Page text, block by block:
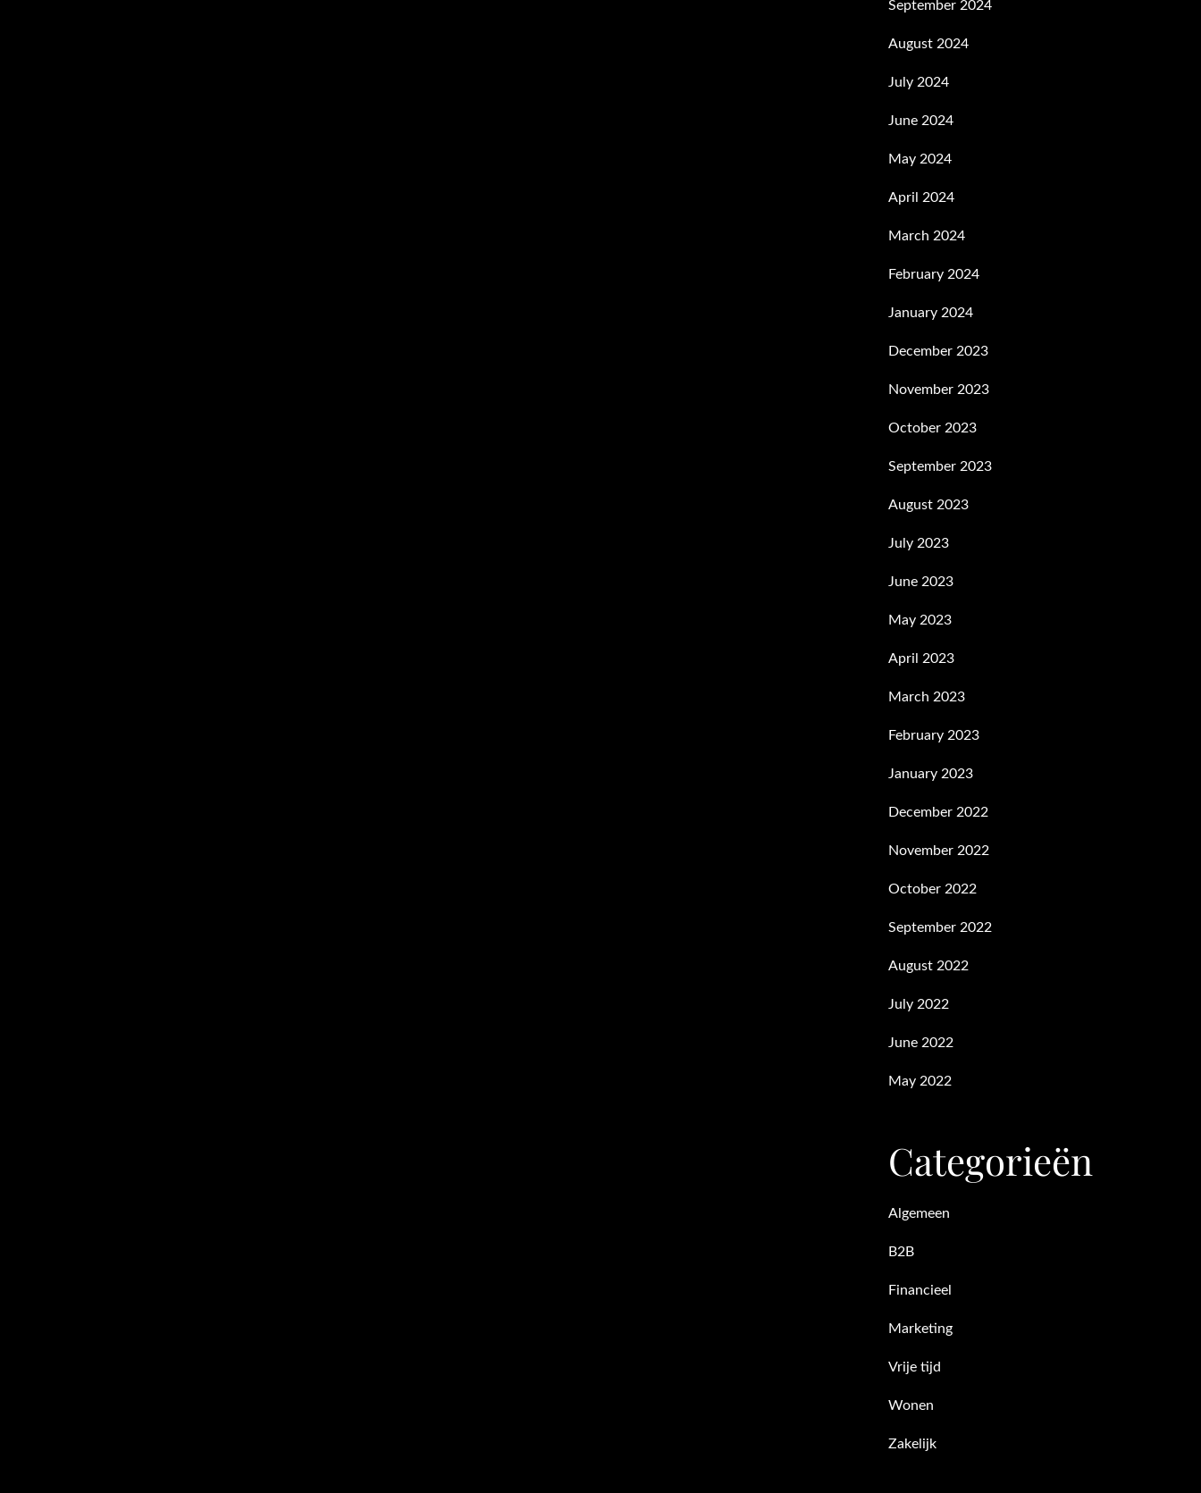
September 2024
August 2024
July 2024
June 2024
May 2024
April 2024
March 2024
February 2024
January 2024
December 2023
November 2023
October 2023
September 2023
August 2023
July 2023
June 2023
May 2023
April 2023
March 2023
February 2023
January 2023
December 2022
November 2022
October 2022
September 2022
August 2022
July 2022
June 2022
May 2022
Categorieën
Algemeen
B2B
Financieel
Marketing
Vrije tijd
Wonen
Zakelijk